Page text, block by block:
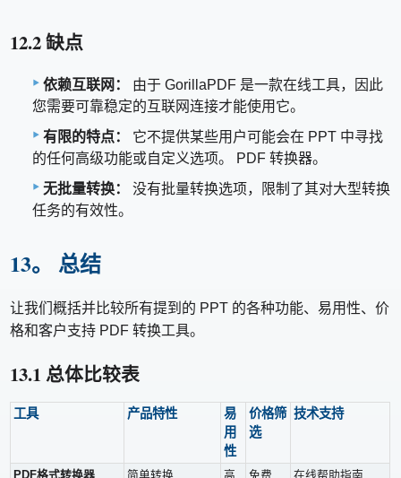
12.2 缺点
依赖互联网：
由于 GorillaPDF 是一款在线工具，因此
您需要可靠稳定的互联网连接才能使用它。
有限的特点：
它不提供某些用户可能会在 PPT 中寻找
的任何高级功能或自定义选项。 PDF 转换器。
无批量转换：
没有批量转换选项，限制了其对大型转换
任务的有效性。
13。 总结
让我们概括并比较所有提到的 PPT 的各种功能、易用性、价
格和客户支持 PDF 转换工具。
13.1 总体比较表
工具 产品特性
易
用
性
价格筛
选
技术支持
PDF格式转换器 简单转换 高 免费
在线帮助指南